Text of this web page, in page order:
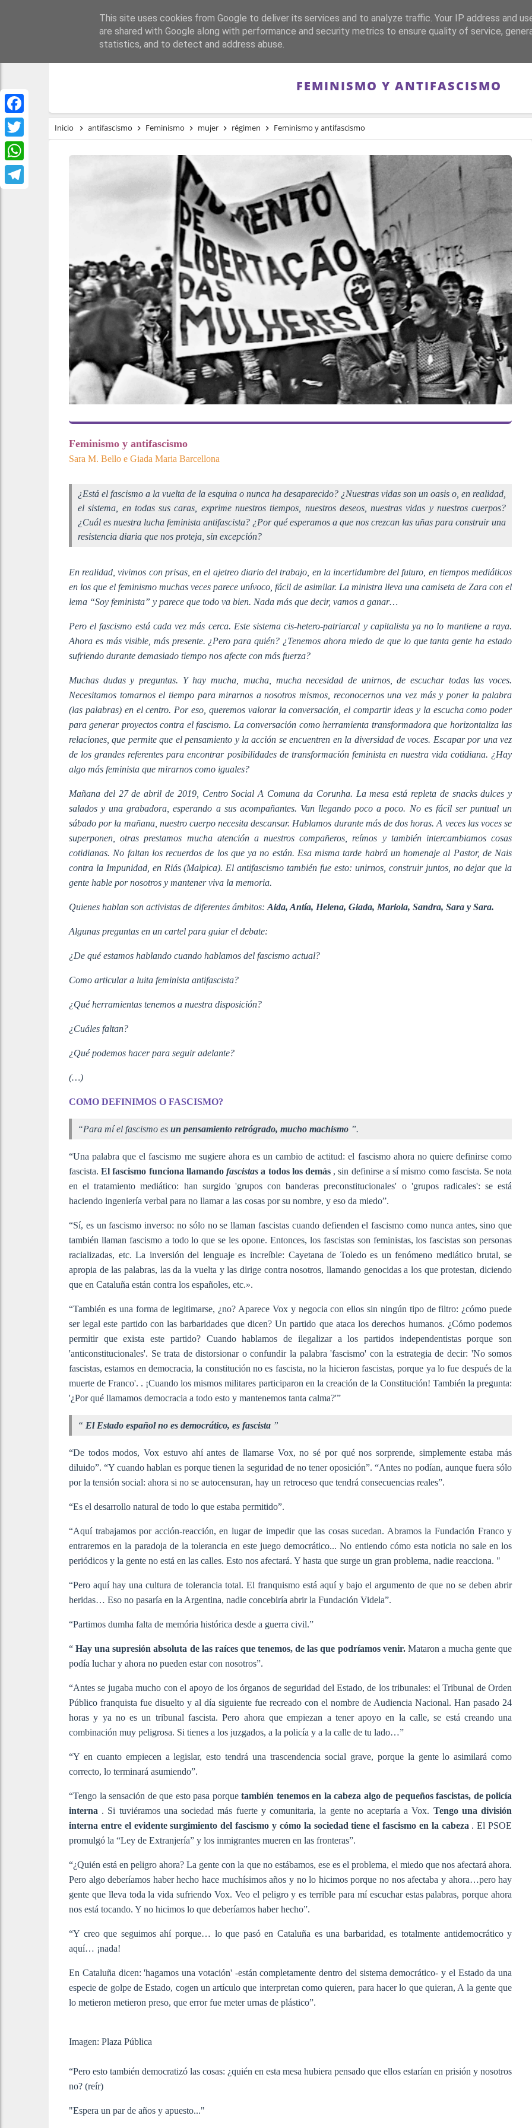
Facebook
Twitter
WhatsApp
PORTADA REPÚBLICA FRANQUISMO GUERRA DE ESPAÑA MEMORIA
FEMINISMO Y ANTIFASCISMO
Inicio antifascismo Feminismo mujer régimen Feminismo y antifascismo
Feminismo y antifascismo
Sara M. Bello e Giada Maria Barcellona
¿Está el fascismo a la vuelta de la esquina o nunca ha desaparecido? ¿Nuestras vidas son un oasis o, en realidad,
el sistema, en todas sus caras, exprime nuestros tiempos, nuestros deseos, nuestras vidas y nuestros cuerpos?
¿Cuál es nuestra lucha feminista antifascista? ¿Por qué esperamos a que nos crezcan las uñas para construir una
resistencia diaria que nos proteja, sin excepción?
En realidad, vivimos con prisas, en el ajetreo diario del trabajo, en la incertidumbre del futuro, en tiempos mediáticos
en los que el feminismo muchas veces parece unívoco, fácil de asimilar. La ministra lleva una camiseta de Zara con el
lema “Soy feminista” y parece que todo va bien. Nada más que decir, vamos a ganar…
Pero el fascismo está cada vez más cerca. Este sistema cis-hetero-patriarcal y capitalista ya no lo mantiene a raya.
Ahora es más visible, más presente. ¿Pero para quién? ¿Tenemos ahora miedo de que lo que tanta gente ha estado
sufriendo durante demasiado tiempo nos afecte con más fuerza?
Muchas dudas y preguntas. Y hay mucha, mucha, mucha necesidad de unirnos, de escuchar todas las voces.
Necesitamos tomarnos el tiempo para mirarnos a nosotros mismos, reconocernos una vez más y poner la palabra
(las palabras) en el centro. Por eso, queremos valorar la conversación, el compartir ideas y la escucha como poder
para generar proyectos contra el fascismo. La conversación como herramienta transformadora que horizontaliza las
relaciones, que permite que el pensamiento y la acción se encuentren en la diversidad de voces. Escapar por una vez
de los grandes referentes para encontrar posibilidades de transformación feminista en nuestra vida cotidiana. ¿Hay
algo más feminista que mirarnos como iguales?
Mañana del 27 de abril de 2019, Centro Social A Comuna da Corunha. La mesa está repleta de snacks dulces y
salados y una grabadora, esperando a sus acompañantes. Van llegando poco a poco. No es fácil ser puntual un
sábado por la mañana, nuestro cuerpo necesita descansar. Hablamos durante más de dos horas. A veces las voces se
superponen, otras prestamos mucha atención a nuestros compañeros, reímos y también intercambiamos cosas
cotidianas. No faltan los recuerdos de los que ya no están. Esa misma tarde habrá un homenaje al Pastor, de Nais
contra la Impunidad, en Riás (Malpica). El antifascismo también fue esto: unirnos, construir juntos, no dejar que la
gente hable por nosotros y mantener viva la memoria.
Quienes hablan son activistas de diferentes ámbitos: Aida, Antía, Helena, Giada, Mariola, Sandra, Sara y Sara.
Algunas preguntas en un cartel para guiar el debate:
¿De qué estamos hablando cuando hablamos del fascismo actual?
Como articular a luita feminista antifascista?
¿Qué herramientas tenemos a nuestra disposición?
¿Cuáles faltan?
¿Qué podemos hacer para seguir adelante?
(…)
COMO DEFINIMOS O FASCISMO?
“Para mí el fascismo es un pensamiento retrógrado, mucho machismo ”.
“Una palabra que el fascismo me sugiere ahora es un cambio de actitud: el fascismo ahora no quiere definirse como
fascista.El fascismo funciona llamandofascistasa todos los demás , sin definirse a sí mismo como fascista. Se nota
en el tratamiento mediático: han surgido 'grupos con banderas preconstitucionales' o 'grupos radicales': se está
haciendo ingeniería verbal para no llamar a las cosas por su nombre, y eso da miedo”.
“Sí, es un fascismo inverso: no sólo no se llaman fascistas cuando defienden el fascismo como nunca antes, sino que
también llaman fascismo a todo lo que se les opone. Entonces, los fascistas son feministas, los fascistas son personas
racializadas, etc. La inversión del lenguaje es increíble: Cayetana de Toledo es un fenómeno mediático brutal, se
apropia de las palabras, las da la vuelta y las dirige contra nosotros, llamando genocidas a los que protestan, diciendo
que en Cataluña están contra los españoles, etc.».
“También es una forma de legitimarse, ¿no? Aparece Vox y negocia con ellos sin ningún tipo de filtro: ¿cómo puede
ser legal este partido con las barbaridades que dicen? Un partido que ataca los derechos humanos. ¿Cómo podemos
permitir que exista este partido? Cuando hablamos de ilegalizar a los partidos independentistas porque son
'anticonstitucionales'. Se trata de distorsionar o confundir la palabra 'fascismo' con la estrategia de decir: 'No somos
fascistas, estamos en democracia, la constitución no es fascista, no la hicieron fascistas, porque ya lo fue después de la
muerte de Franco'. . ¡Cuando los mismos militares participaron en la creación de la Constitución! También la pregunta:
'¿Por qué llamamos democracia a todo esto y mantenemos tanta calma?'”
“ El Estado español no es democrático, es fascista ”
“De todos modos, Vox estuvo ahí antes de llamarse Vox, no sé por qué nos sorprende, simplemente estaba más
diluido”. “Y cuando hablan es porque tienen la seguridad de no tener oposición”. “Antes no podían, aunque fuera sólo
por la tensión social: ahora si no se autocensuran, hay un retroceso que tendrá consecuencias reales”.
“Es el desarrollo natural de todo lo que estaba permitido”.
“Aquí trabajamos por acción-reacción, en lugar de impedir que las cosas sucedan. Abramos la Fundación Franco y
entraremos en la paradoja de la tolerancia en este juego democrático... No entiendo cómo esta noticia no sale en los
periódicos y la gente no está en las calles. Esto nos afectará. Y hasta que surge un gran problema, nadie reacciona. "
“Pero aquí hay una cultura de tolerancia total. El franquismo está aquí y bajo el argumento de que no se deben abrir
heridas… Eso no pasaría en la Argentina, nadie concebiría abrir la Fundación Videla”.
“Partimos dumha falta de memória histórica desde a guerra civil.”
“Hay una supresión absoluta de las raíces que tenemos, de las que podríamos venir. Mataron a mucha gente que
podía luchar y ahora no pueden estar con nosotros”.
“Antes se jugaba mucho con el apoyo de los órganos de seguridad del Estado, de los tribunales: el Tribunal de Orden
Público franquista fue disuelto y al día siguiente fue recreado con el nombre de Audiencia Nacional. Han pasado 24
horas y ya no es un tribunal fascista. Pero ahora que empiezan a tener apoyo en la calle, se está creando una
combinación muy peligrosa. Si tienes a los juzgados, a la policía y a la calle de tu lado…”
“Y en cuanto empiecen a legislar, esto tendrá una trascendencia social grave, porque la gente lo asimilará como
correcto, lo terminará asumiendo”.
“Tengo la sensación de que esto pasa porquetambién tenemos en la cabeza algo de pequeños fascistas, de policía
interna . Si tuviéramos una sociedad más fuerte y comunitaria, la gente no aceptaría a Vox. Tengo una división
interna entre el evidente surgimiento del fascismo y cómo la sociedad tiene el fascismo en la cabeza . El PSOE
promulgó la “Ley de Extranjería” y los inmigrantes mueren en las fronteras”.
“¿Quién está en peligro ahora? La gente con la que no estábamos, ese es el problema, el miedo que nos afectará ahora.
Pero algo deberíamos haber hecho hace muchísimos años y no lo hicimos porque no nos afectaba y ahora…pero hay
gente que lleva toda la vida sufriendo Vox. Veo el peligro y es terrible para mí escuchar estas palabras, porque ahora
nos está tocando. Y no hicimos lo que deberíamos haber hecho”.
“Y creo que seguimos ahí porque… lo que pasó en Cataluña es una barbaridad, es totalmente antidemocrático y
aquí… ¡nada!
En Cataluña dicen: 'hagamos una votación' -están completamente dentro del sistema democrático- y el Estado da una
especie de golpe de Estado, cogen un artículo que interpretan como quieren, para hacer lo que quieran, A la gente que
lo metieron metieron preso, que error fue meter urnas de plástico”.
Imagen: Plaza Pública
“Pero esto también democratizó las cosas: ¿quién en esta mesa hubiera pensado que ellos estarían en prisión y nosotros
no? (reír)
"Espera un par de años y apuesto..."
This site uses cookies from Google to deliver its services and to analyze traffic. Your IP address and
are shared with Google along with performance and security metrics to ensure quality of service,
statistics, and to detect and address abuse.